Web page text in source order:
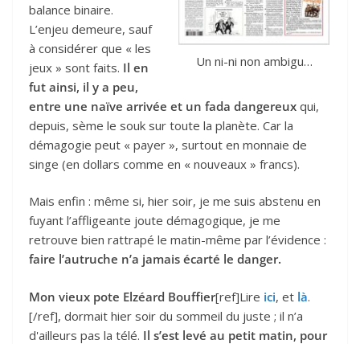
Un ni-ni non ambigu…
balance binaire.
L’enjeu demeure, sauf
à considérer que « les
jeux » sont faits. Il en
fut ainsi, il y a peu,
entre une naïve arrivée et un fada dangereux qui,
depuis, sème le souk sur toute la planète. Car la
démagogie peut « payer », surtout en monnaie de
singe (en dollars comme en « nouveaux » francs).
Mais enfin : même si, hier soir, je me suis abstenu en
fuyant l’affligeante joute démagogique, je me
retrouve bien rattrapé le matin-même par l’évidence :
faire l’autruche n’a jamais écarté le danger.
Mon vieux pote Elzéard Bouffier[ref]Lire ici, et là.
[/ref], dormait hier soir du sommeil du juste ; il n’a
d'ailleurs pas la télé. Il s’est levé au petit matin, pour